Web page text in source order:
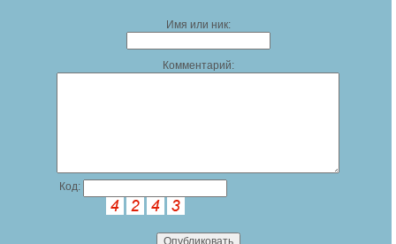
Имя или ник:
Комментарий:
Код: